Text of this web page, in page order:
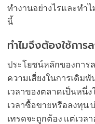
ทำงานอย่างไรและทำ
นี้
ทำไมจึงต้องใช้กา
ประโยชน์หลักของการ
ความเสี่ยงในการเดิมพั
เวลาของตลาดเป็นหนึ่
เวลาซื้อขายหรือลงทุน
เทรดจะถูกต้อง แต่เวล